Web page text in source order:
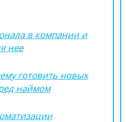
в компании и
нее
готовить новых
наймом